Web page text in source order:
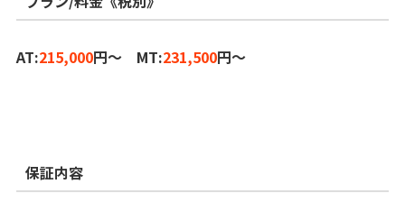
AT:215,000円～ MT:231,500円～
保証内容